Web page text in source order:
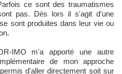
ce sont des traumatismes
pas. Dès lors il s'agit d'une
sont produites dans leur vie ou
IMO m'a apporté une autre
de mon approche
d'aller directement soit sur